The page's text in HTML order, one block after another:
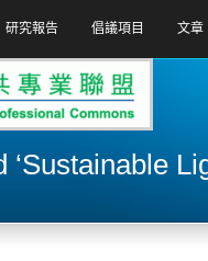
研究報告 倡議項目 文章
‘Sustainable